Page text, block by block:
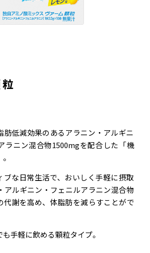
肪低減効果のあるアラニン・アルギニ
ラニン混合物1500mgを配合した「機
ブな日常生活で、おいしく手軽に摂取
アルギニン・フェニルアラニン混合物
代謝を高め、体脂肪を減らすことがで
手軽に飲める顆粒タイプ。